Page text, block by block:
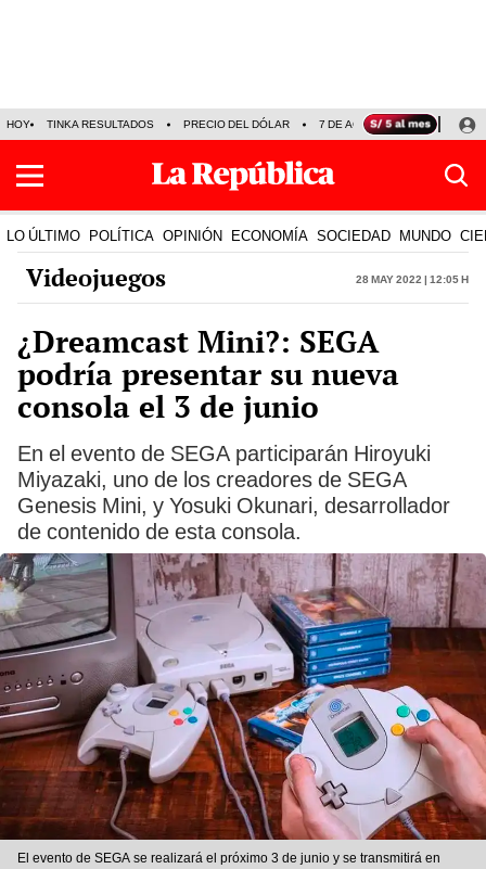
HOY TINKA RESULTADOS PRECIO DEL DÓLAR 7 DE AGOSTO OLLANTA
LO ÚLTIMO POLÍTICA OPINIÓN ECONOMÍA SOCIEDAD MUNDO
Videojuegos 28 May 2022 | 12:05 h
¿Dreamcast Mini?: SEGA
podría presentar su nueva
consola el 3 de junio
En el evento de SEGA participarán Hiroyuki
Miyazaki, uno de los creadores de SEGA
Genesis Mini, y Yosuki Okunari, desarrollador
de contenido de esta consola.
El evento de SEGA se realizará el próximo 3 de junio y se transmitirá en